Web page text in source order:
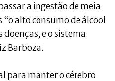
a ingestão de meia
alto consumo de álcool
doenças, e o sistema
Barboza.
para manter o cérebro